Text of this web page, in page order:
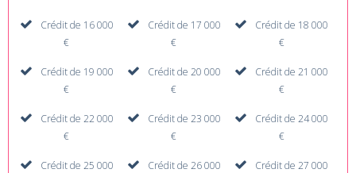
Crédit de 16 000
€
Crédit de 17 000
€
Crédit de 18 000
€
Crédit de 19 000
€
Crédit de 20 000
€
Crédit de 21 000
€
Crédit de 22 000
€
Crédit de 23 000
€
Crédit de 24 000
€
Crédit de 25 000
Crédit de 26 000
Crédit de 27 000